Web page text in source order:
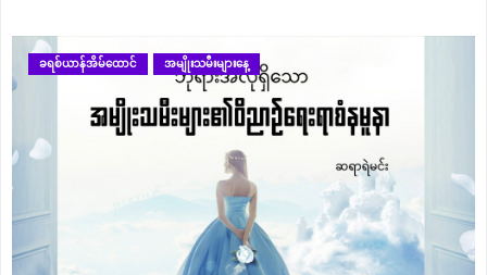
ခရစ်ယာန်အိမ်ထောင် အမျိုးသမီးများနေ့